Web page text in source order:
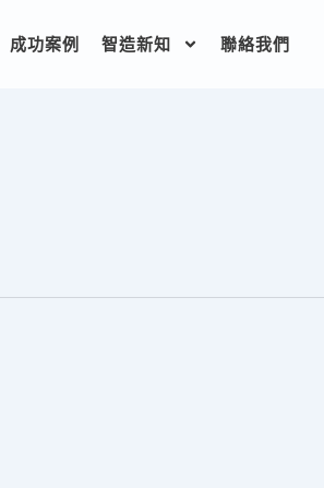
成功案例 智造新知 聯絡我們